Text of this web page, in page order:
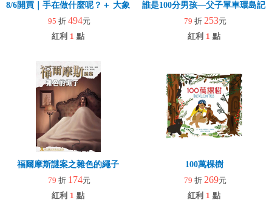
8/6開買｜手在做什麼呢？＋ 大象拉拉樂(玩具)
95 折 494元
紅利 1 點
誰是100分男孩—父子單車環島記
79 折 253元
紅利 1 點
福爾摩斯謎案之雜色的繩子
79 折 174元
紅利 1 點
100萬棵樹
79 折 269元
紅利 1 點